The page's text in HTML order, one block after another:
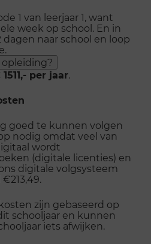
1 van leerjaar 1, want
week op school. En in
dagen naar school en loop
per jaar.
goed te kunnen volgen
nodig omdat veel van
wordt
(digitale licenties) en
digitale volgsysteem
zijn gebaseerd op
schooljaar en kunnen
iets afwijken.